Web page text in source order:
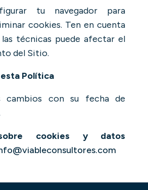
tu navegador para
cookies. Ten en cuenta
las técnicas puede afectar el
del Sitio.
Política
cambios con su fecha de
cookies y datos